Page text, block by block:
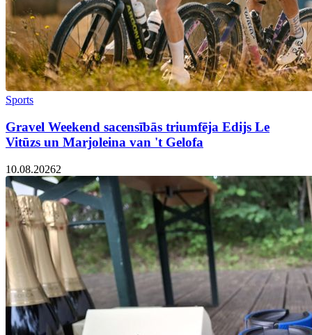
Sports
Gravel Weekend sacensībās triumfēja Edijs Le
Vitūzs un Marjoleina van 't Gelofa
10.08.20262